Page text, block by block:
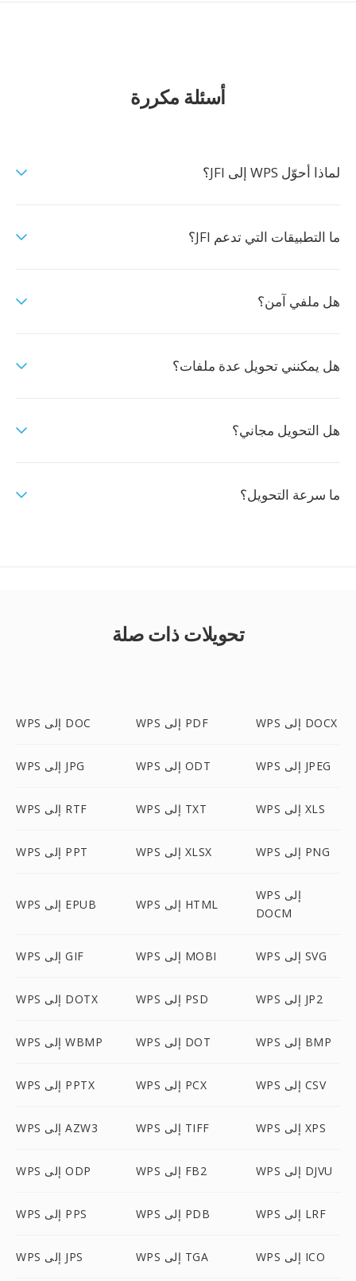
أسئلة مكررة
لماذا أحوّل WPS إلى JFI؟
ما التطبيقات التي تدعم JFI؟
هل ملفي آمن؟
هل يمكنني تحويل عدة ملفات؟
هل التحويل مجاني؟
ما سرعة التحويل؟
تحويلات ذات صلة
WPS إلى DOC WPS إلى PDF WPS إلى DOCX
WPS إلى JPG WPS إلى ODT WPS إلى JPEG
WPS إلى RTF WPS إلى TXT WPS إلى XLS
WPS إلى PPT WPS إلى XLSX WPS إلى PNG
WPS إلى EPUB WPS إلى HTML
WPS إلى
DOCM
WPS إلى GIF WPS إلى MOBI WPS إلى SVG
WPS إلى DOTX WPS إلى PSD WPS إلى JP2
WPS إلى WBMP WPS إلى DOT WPS إلى BMP
WPS إلى PPTX WPS إلى PCX WPS إلى CSV
WPS إلى AZW3 WPS إلى TIFF WPS إلى XPS
WPS إلى ODP WPS إلى FB2 WPS إلى DJVU
WPS إلى PPS WPS إلى PDB WPS إلى LRF
WPS إلى JPS WPS إلى TGA WPS إلى ICO